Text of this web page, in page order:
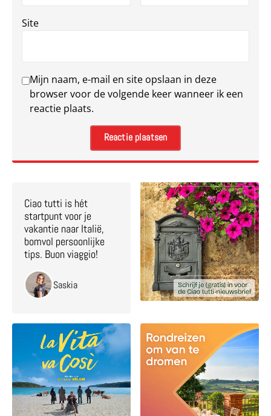
Site
Mijn naam, e-mail en site opslaan in deze
browser voor de volgende keer wanneer ik een
reactie plaats.
Ciao tutti is hét
startpunt voor je
vakantie naar Italië,
bomvol persoonlijke
tips. Buon viaggio!
Saskia